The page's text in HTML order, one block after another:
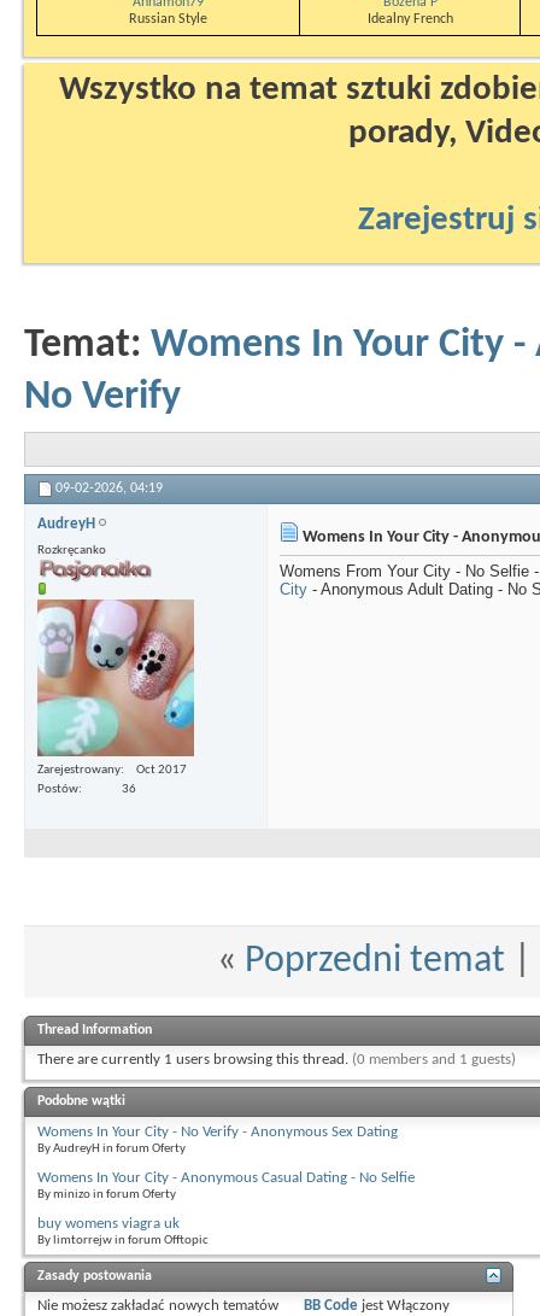
Russian Style
Idealny French
Wszystko na temat sztuki
porady,
Zarejestruj
Temat: Womens In Your City
No Verify
09-02-2026, 04:19
AudreyH
Rozkręcanko
Zarejestrowany
Oct 2017
Postów
36
Womens In Your City -
Womens From Your City - No Selfie
City - Anonymous Adult Dating - No
« Poprzedni temat
Thread Information
There are currently 1 users browsing this thread. (0 members and 1 guests)
Podobne wątki
Womens In Your City - No Verify - Anonymous Sex Dating
By AudreyH in forum Oferty
Womens In Your City - Anonymous Casual Dating - No Selfie
By minizo in forum Oferty
buy womens viagra uk
By limtorrejw in forum Offtopic
Zasady postowania
Nie możesz zakładać nowych tematów
BB Code jestWłączony